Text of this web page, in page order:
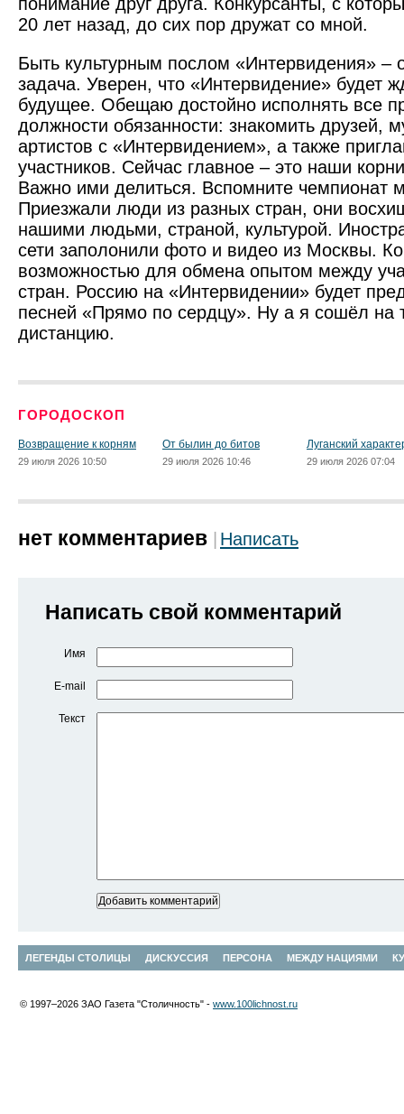
20 лет назад, до сих пор дружат со мной.
Быть культурным послом «Интервидения» –
задача. Уверен, что «Интервидение» будет
будущее. Обещаю достойно исполнять все
должности обязанности: знакомить друзей,
артистов с «Интервидением», а также
участ­ников. Сейчас главное – это наши
Важно ими делиться. Вспомните чемпионат
Приезжали люди из разных стран, они
нашими людьми, страной, культурой.
сети заполонили фото и видео из Москвы.
возможностью для обмена опытом между
стран. Россию на «Интервидении» будет
песней «Прямо по сердцу». Ну а я сошёл на
дистанцию.
ГОРОДОСКОП
Возвращение к корням
29 июля 2026 10:50
От былин до битов
29 июля 2026 10:46
Луганский
29 июля 2026 07:04
нет комментариев Написать
Написать свой комментарий
Имя
E-mail
Текст
ЛЕГЕНДЫ СТОЛИЦЫ ДИСКУССИЯ ПЕРСОНА МЕЖДУ НАЦИЯМИ
© 1997–2026 ЗАО Газета "Столичность" - www.100lichnost.ru